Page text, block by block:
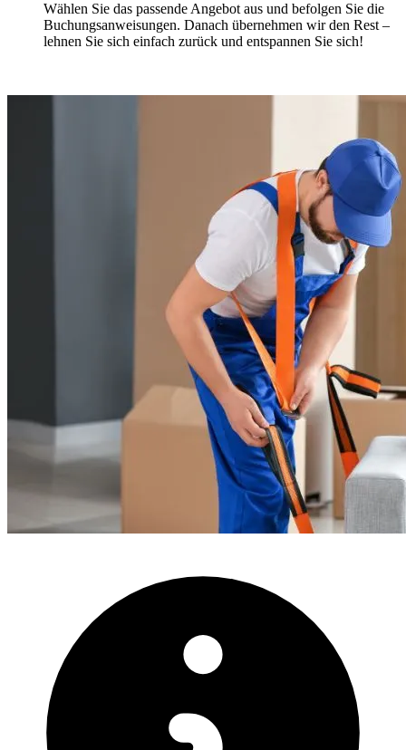
Wählen Sie das passende Angebot aus und befolgen Sie die
Buchungsanweisungen. Danach übernehmen wir den Rest –
lehnen Sie sich einfach zurück und entspannen Sie sich!